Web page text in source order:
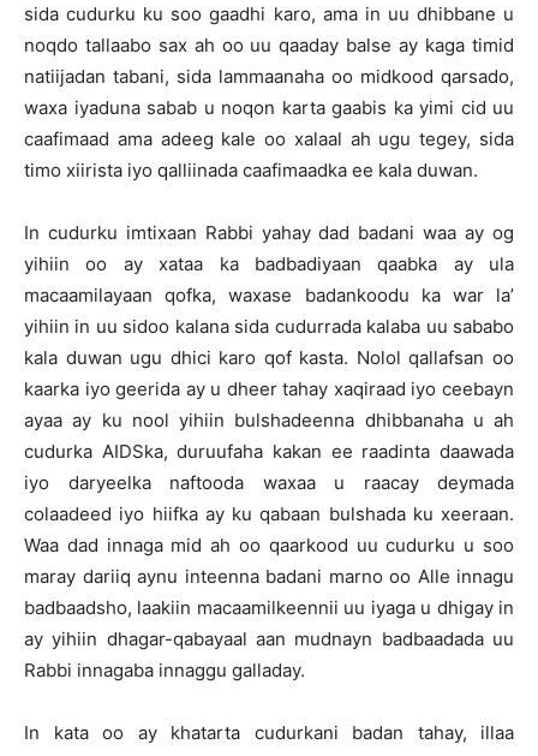
sida cudurku ku soo gaadhi karo, ama in uu dhibbane u
noqdo tallaabo sax ah oo uu qaaday balse ay kaga timid
natiijadan tabani, sida lammaanaha oo midkood qarsado,
waxa iyaduna sabab u noqon karta gaabis ka yimi cid uu
caafimaad ama adeeg kale oo xalaal ah ugu tegey, sida
timo xiirista iyo qalliinada caafimaadka ee kala duwan.
In cudurku imtixaan Rabbi yahay dad badani waa ay og
yihiin oo ay xataa ka badbadiyaan qaabka ay ula
macaamilayaan qofka, waxase badankoodu ka war la’
yihiin in uu sidoo kalana sida cudurrada kalaba uu sababo
kala duwan ugu dhici karo qof kasta. Nolol qallafsan oo
kaarka iyo geerida ay u dheer tahay xaqiraad iyo ceebayn
ayaa ay ku nool yihiin bulshadeenna dhibbanaha u ah
cudurka AIDSka, duruufaha kakan ee raadinta daawada
iyo daryeelka naftooda waxaa u raacay deymada
colaadeed iyo hiifka ay ku qabaan bulshada ku xeeraan.
Waa dad innaga mid ah oo qaarkood uu cudurku u soo
maray dariiq aynu inteenna badani marno oo Alle innagu
badbaadsho, laakiin macaamilkeennii uu iyaga u dhigay in
ay yihiin dhagar-qabayaal aan mudnayn badbaadada uu
Rabbi innagaba innaggu galladay.
In kata oo ay khatarta cudurkani badan tahay, illaa